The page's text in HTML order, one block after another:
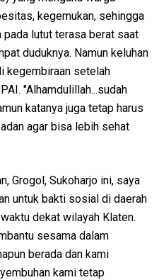
kegemukan, sehingga
pada lutut terasa berat saat
duduknya. Namun keluhan
kegembiraan setelah
"Alhamdulillah...sudah
katanya juga tetap harus
agar bisa lebih sehat
Grogol, Sukoharjo ini, saya
untuk bakti sosial di daerah
dekat wilayah Klaten.
sesama dalam
berada dan kami
kami tetap